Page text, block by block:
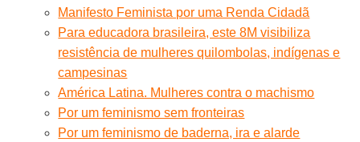
Manifesto Feminista por uma Renda Cidadã
Para educadora brasileira, este 8M visibiliza
resistência de mulheres quilombolas, indígenas e
campesinas
América Latina. Mulheres contra o machismo
Por um feminismo sem fronteiras
Por um feminismo de baderna, ira e alarde